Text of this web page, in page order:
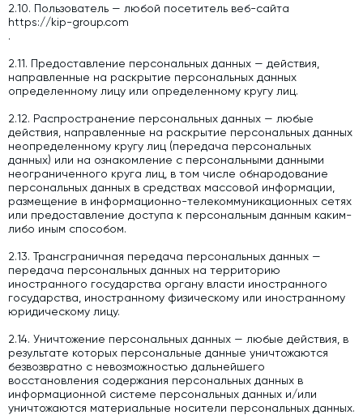
2.10. Пользователь — любой посетитель веб-сайта
https://kip-group.com
.
2.11. Предоставление персональных данных — действия,
направленные на раскрытие персональных данных
определенному лицу или определенному кругу лиц.
2.12. Распространение персональных данных — любые
действия, направленные на раскрытие персональных данных
неопределенному кругу лиц (передача персональных
данных) или на ознакомление с персональными данными
неограниченного круга лиц, в том числе обнародование
персональных данных в средствах массовой информации,
размещение в информационно-телекоммуникационных сетях
или предоставление доступа к персональным данным каким-
либо иным способом.
2.13. Трансграничная передача персональных данных —
передача персональных данных на территорию
иностранного государства органу власти иностранного
государства, иностранному физическому или иностранному
юридическому лицу.
2.14. Уничтожение персональных данных — любые действия, в
результате которых персональные данные уничтожаются
безвозвратно с невозможностью дальнейшего
восстановления содержания персональных данных в
информационной системе персональных данных и/или
уничтожаются материальные носители персональных данных.